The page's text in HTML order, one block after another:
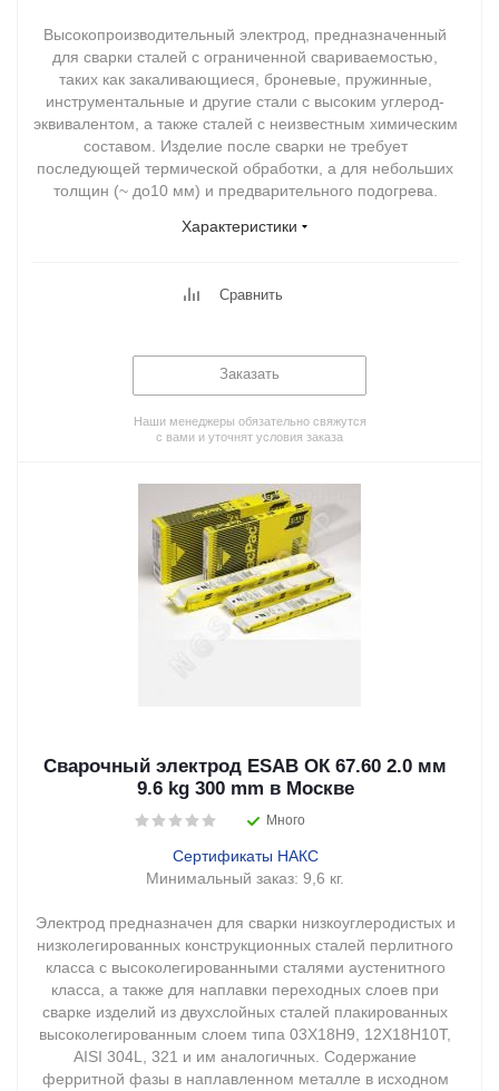
Высокопроизводительный электрод, предназначенный
для сварки сталей с ограниченной свариваемостью,
таких как закаливающиеся, броневые, пружинные,
инструментальные и другие стали с высоким углерод-
эквивалентом, а также сталей с неизвестным химическим
составом. Изделие после сварки не требует
последующей термической обработки, а для небольших
толщин (~ до10 мм) и предварительного подогрева.
Характеристики
Сравнить
Заказать
Наши менеджеры обязательно свяжутся
с вами и уточнят условия заказа
Сварочный электрод ESAB ОК 67.60 2.0 мм
9.6 kg 300 mm в Москве
Много
Сертификаты НАКС
Минимальный заказ: 9,6 кг.
Электрод предназначен для сварки низкоуглеродистых и
низколегированных конструкционных сталей перлитного
класса с высоколегированными сталями аустенитного
класса, а также для наплавки переходных слоев при
сварке изделий из двухслойных сталей плакированных
высоколегированным слоем типа 03Х18Н9, 12Х18Н10Т,
AISI 304L, 321 и им аналогичных. Содержание
ферритной фазы в наплавленном металле в исходном